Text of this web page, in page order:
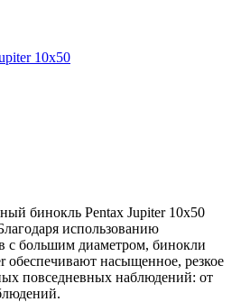
бинокль Pentax Jupiter 10x50
использованию
с большим диаметром, бинокли
обеспечивают насыщенное, резкое
повседневных наблюдений: от